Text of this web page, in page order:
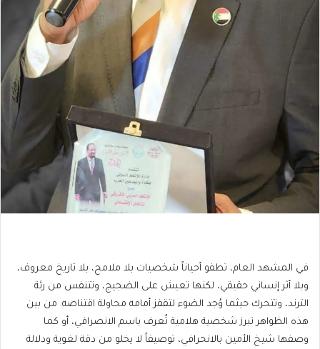
في المشهد العام، تطفو أحياناً شخصيات بلا ملامح، بلا تاريخ معروف،
وبلا أثر إنساني حقيقي، لكنها تعيش على الضجيج، وتتنفس من رئة
الترند، وتتحرك حيثما وُجد الضوء لتقفز أمامه محاولة اقتناصه. من بين
هذه الظواهر تبرز شخصية هلامية تُعرف باسم الانصرافي، أو كما
وصفها شيخ الأمين بالانحرافي، توصيفاً لا يخلو من دقة لغوية ودلالة